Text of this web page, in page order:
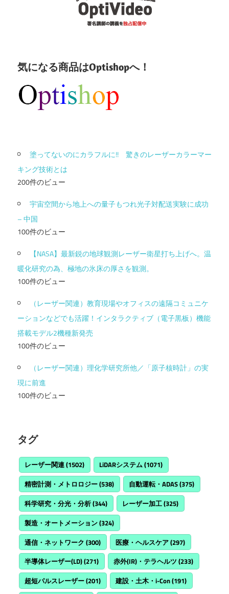
気になる商品はOptishopへ！
塗ってないのにカラフルに!! 驚きのレーザーカラーマー
キング技術とは
200件のビュー
宇宙空間から地上への量子もつれ光子対配送実験に成功
– 中国
100件のビュー
【NASA】最新鋭の地球観測レーザー衛星打ち上げへ。温
暖化研究の為、極地の氷床の厚さを観測。
100件のビュー
（レーザー関連）教育現場やオフィスの遠隔コミュニケ
ーションなどでも活躍！インタラクティブ（電子黒板）機能
搭載モデル2機種新発売
100件のビュー
（レーザー関連）理化学研究所他／「原子核時計」の実
現に前進
100件のビュー
タグ
レーザー関連(1502) LiDARシステム(1071)
精密計測・メトロロジー(538) 自動運転・ADAS(375)
科学研究・分光・分析(344) レーザー加工(325)
製造・オートメーション(324)
通信・ネットワーク (300) 医療・ヘルスケア(297)
半導体レーザー(LD)(271) 赤外(IR)・テラヘルツ (233)
超短パルスレーザー(201) 建設・土木・i-Con(191)